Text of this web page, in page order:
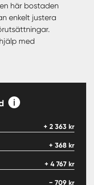
här bostaden
enkelt justera
med
+ 2 363 kr
+ 368 kr
+ 4 767 kr
− 709 kr